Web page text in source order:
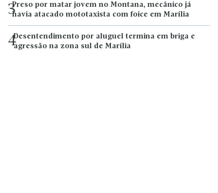
3Preso por matar jovem no Montana, mecânico já
havia atacado mototaxista com foice em Marília
4Desentendimento por aluguel termina em briga e
agressão na zona sul de Marília